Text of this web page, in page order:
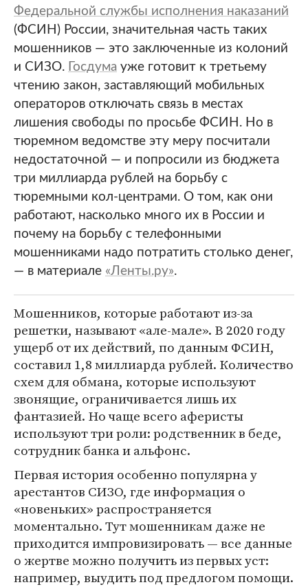
Федеральной службы исполнения наказаний
(ФСИН) России, значительная часть таких
мошенников — это заключенные из колоний
и СИЗО. Госдума уже готовит к третьему
чтению закон, заставляющий мобильных
операторов отключать связь в местах
лишения свободы по просьбе ФСИН. Но в
тюремном ведомстве эту меру посчитали
недостаточной — и попросили из бюджета
три миллиарда рублей на борьбу с
тюремными кол-центрами. О том, как они
работают, насколько много их в России и
почему на борьбу с телефонными
мошенниками надо потратить столько денег,
— в материале «Ленты.ру».
Мошенников, которые работают из-за
решетки, называют «але-мале». В 2020 году
ущерб от их действий, по данным ФСИН,
составил 1,8 миллиарда рублей. Количество
схем для обмана, которые используют
звонящие, ограничивается лишь их
фантазией. Но чаще всего аферисты
используют три роли: родственник в беде,
сотрудник банка и альфонс.
Первая история особенно популярна у
арестантов СИЗО, где информация о
«новеньких» распространяется
моментально. Тут мошенникам даже не
приходится импровизировать — все данные
о жертве можно получить из первых уст:
например, выудить под предлогом помощи.